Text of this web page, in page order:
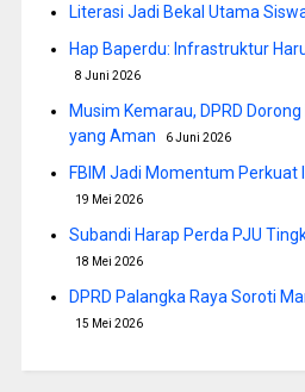
Literasi Jadi Bekal Utama
Hap Baperdu: Infrastruktur
8 Juni 2026
Musim Kemarau, DPRD
yang Aman
6 Juni 2026
FBIM Jadi Momentum Perkuat
19 Mei 2026
Subandi Harap Perda PJU
18 Mei 2026
DPRD Palangka Raya Soroti
15 Mei 2026